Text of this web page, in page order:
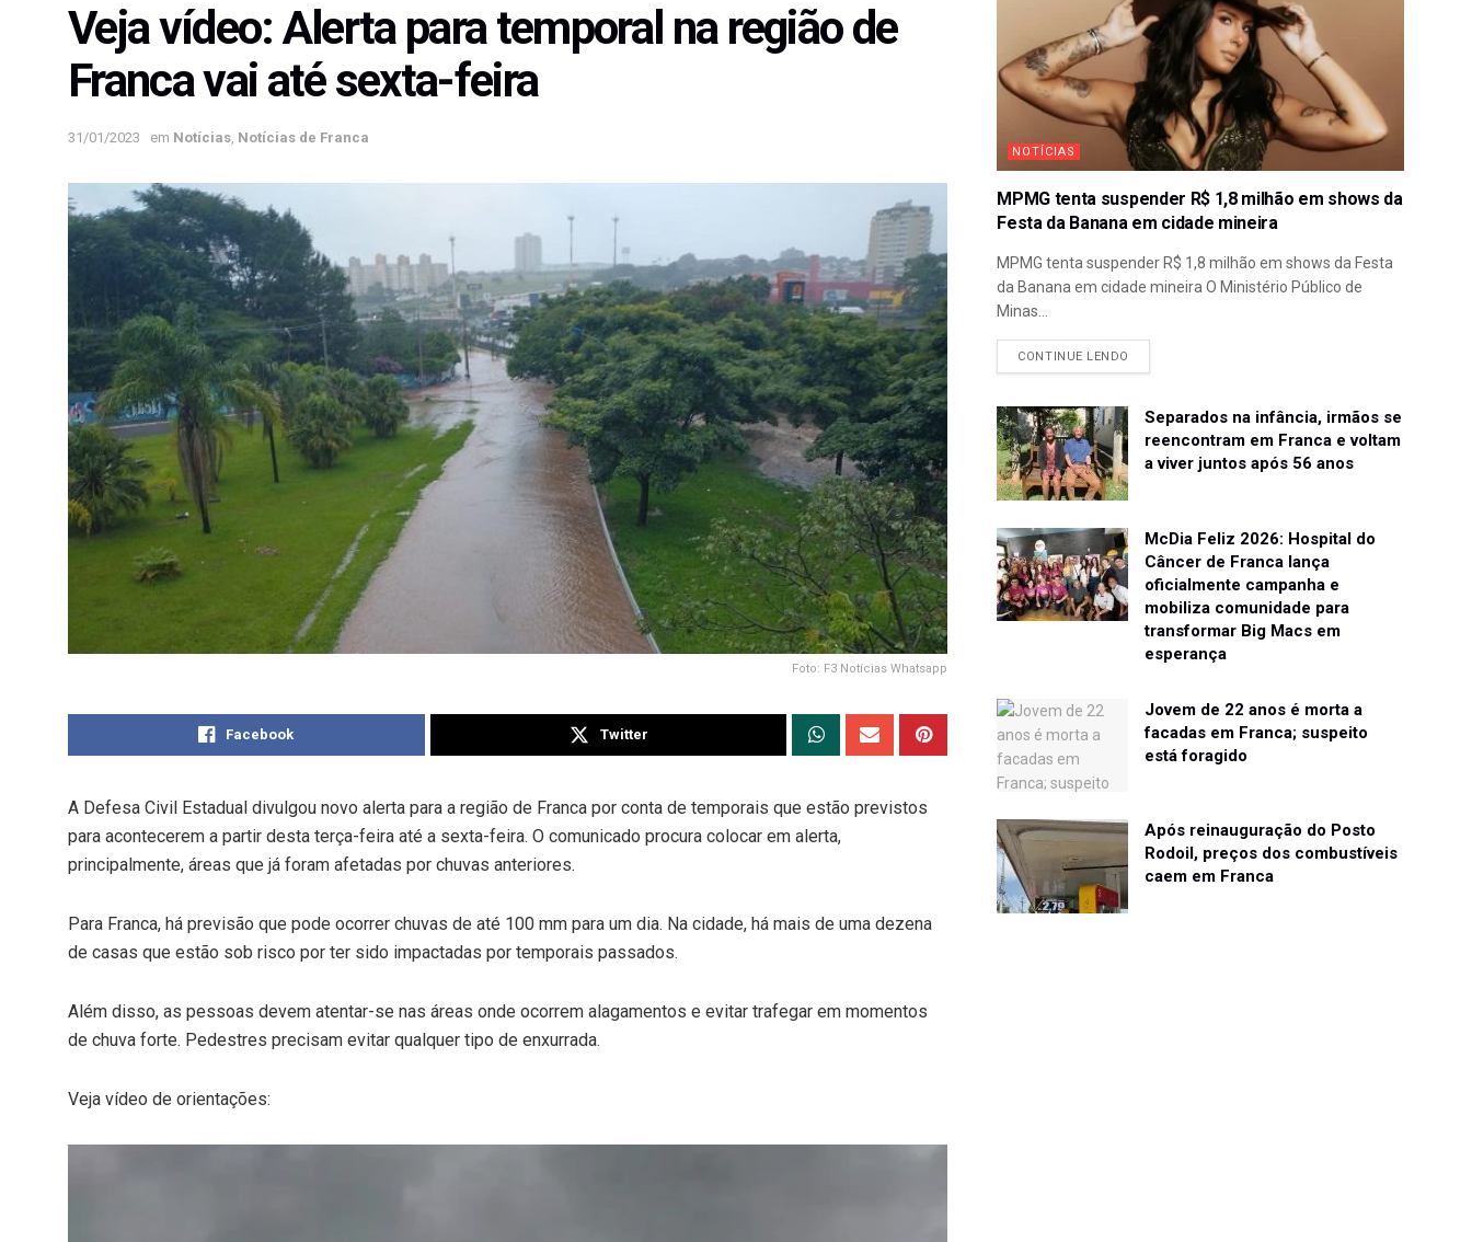
Veja vídeo: Alerta para temporal na região de
Franca vai até sexta-feira
31/01/2023 em Notícias Notícias de Franca
Foto: F3 Notícias Whatsapp
Facebook Twitter
A Defesa Civil Estadual divulgou novo alerta para a região de Franca por conta de temporais que estão previstos
para acontecerem a partir desta terça-feira até a sexta-feira. O comunicado procura colocar em alerta,
principalmente, áreas que já foram afetadas por chuvas anteriores.
Para Franca, há previsão que pode ocorrer chuvas de até 100 mm para um dia. Na cidade, há mais de uma dezena
de casas que estão sob risco por ter sido impactadas por temporais passados.
Além disso, as pessoas devem atentar-se nas áreas onde ocorrem alagamentos e evitar trafegar em momentos
de chuva forte. Pedestres precisam evitar qualquer tipo de enxurrada.
Veja vídeo de orientações:
NOTÍCIAS
MPMG tenta suspender R$ 1,8 milhão em shows da
Festa da Banana em cidade mineira
MPMG tenta suspender R$ 1,8 milhão em shows da Festa
da Banana em cidade mineira O Ministério Público de
Minas...
CONTINUE LENDO
Separados na infância, irmãos se
reencontram em Franca e voltam
a viver juntos após 56 anos
McDia Feliz 2026: Hospital do
Câncer de Franca lança
oficialmente campanha e
mobiliza comunidade para
transformar Big Macs em
esperança
Jovem de 22 anos é morta a
facadas em Franca; suspeito
está foragido
Após reinauguração do Posto
Rodoil, preços dos combustíveis
caem em Franca